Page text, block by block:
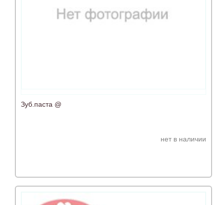
Зуб.паста @
нет в наличии